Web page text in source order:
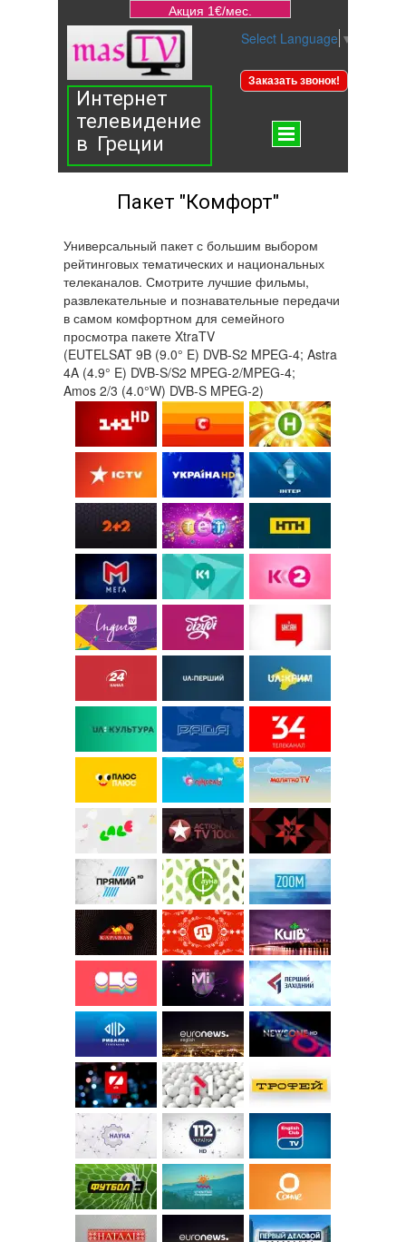
Интернет
телевидение
в Греции
Select Language ▼
Заказать звонок!
Акция 1€/мес.
Пакет "Комфорт"
Универсальный пакет с большим выбором
рейтинговых тематических и национальных
телеканалов. Смотрите лучшие фильмы,
развлекательные и познавательные передачи
в самом комфортном для семейного
просмотра пакете XtraTV
(EUTELSAT 9B (9.0° E) DVB-S2 MPEG-4; Astra
4A (4.9° E) DVB-S/S2 MPEG-2/MPEG-4;
Amos 2/3 (4.0°W) DVB-S MPEG-2)